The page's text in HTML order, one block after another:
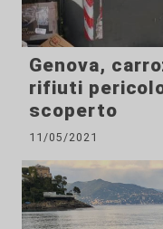
Genova,
rifiuti
scoperto
11/05/2021